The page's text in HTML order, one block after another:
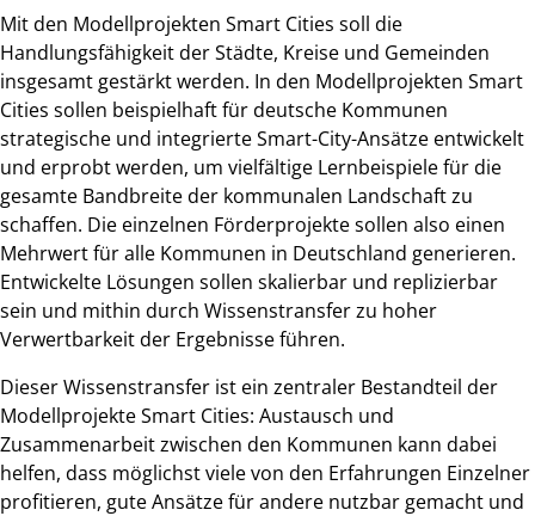
Mit den Modellprojekten Smart Cities soll die
Handlungsfähigkeit der Städte, Kreise und Gemeinden
insgesamt gestärkt werden. In den Modellprojekten Smart
Cities sollen beispielhaft für deutsche Kommunen
strategische und integrierte Smart-City-Ansätze entwickelt
und erprobt werden, um vielfältige Lernbeispiele für die
gesamte Bandbreite der kommunalen Landschaft zu
schaffen. Die einzelnen Förderprojekte sollen also einen
Mehrwert für alle Kommunen in Deutschland generieren.
Entwickelte Lösungen sollen skalierbar und replizierbar
sein und mithin durch Wissenstransfer zu hoher
Verwertbarkeit der Ergebnisse führen.
Dieser Wissenstransfer ist ein zentraler Bestandteil der
Modellprojekte Smart Cities: Austausch und
Zusammenarbeit zwischen den Kommunen kann dabei
helfen, dass möglichst viele von den Erfahrungen Einzelner
profitieren, gute Ansätze für andere nutzbar gemacht und